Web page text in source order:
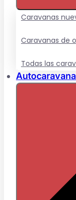
Caravanas
Caravanas de
Todas las